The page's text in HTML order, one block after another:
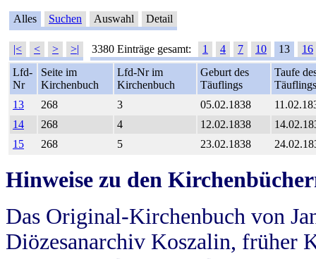
Alles Suchen Auswahl Detail
|< < > >| 3380 Einträge gesamt: 1 4 7 10 13
16
Lfd-
Nr
Seite im
Kirchenbuch
Lfd-Nr im
Kirchenbuch
Geburt des
Täuflings
Taufe
Täuflings
13
268 3 05.02.1838
14
268 4 12.02.1838
15
268 5 23.02.1838
Hinweise zu den
Das Original-Kirchenbuch von
Diözesanarchiv Koszalin, früher